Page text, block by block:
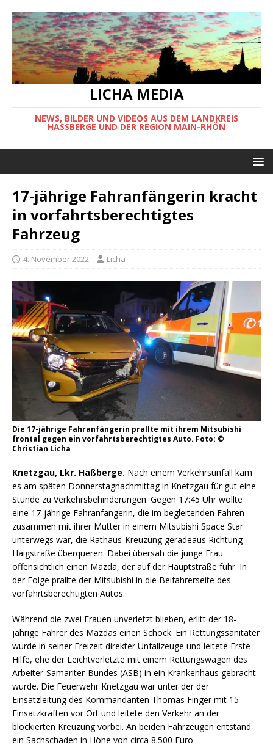
LICHA MEDIA
NEWS, BILDER UND VIDEOS AUS DEM LANDKREIS
HASSBERGE UND DER REGION MAIN-RHÖN
17-jährige Fahranfängerin kracht
in vorfahrtsberechtigtes
Fahrzeug
4. November 2022 Licha
Die 17-jährige Fahranfängerin prallte mit ihrem Mitsubishi
frontal gegen ein vorfahrtsberechtigtes Auto. Foto: ©
Christian Licha
Knetzgau, Lkr. Haßberge. Nach einem Verkehrsunfall kam
es am späten Donnerstagnachmittag in Knetzgau für gut eine
Stunde zu Verkehrsbehinderungen. Gegen 17:45 Uhr wollte
eine 17-jährige Fahranfängerin, die im begleitenden Fahren
zusammen mit ihrer Mutter in einem Mitsubishi Space Star
unterwegs war, die Rathaus-Kreuzung geradeaus Richtung
Haigstraße überqueren. Dabei übersah die junge Frau
offensichtlich einen Mazda, der auf der Hauptstraße fuhr. In
der Folge prallte der Mitsubishi in die Beifahrerseite des
vorfahrtsberechtigten Autos.
Während die zwei Frauen unverletzt blieben, erlitt der 18-
jährige Fahrer des Mazdas einen Schock. Ein Rettungssanitäter
wurde in seiner Freizeit direkter Unfallzeuge und leitete Erste
Hilfe, ehe der Leichtverletzte mit einem Rettungswagen des
Arbeiter-Samariter-Bundes (ASB) in ein Krankenhaus gebracht
wurde. Die Feuerwehr Knetzgau war unter der der
Einsatzleitung des Kommandanten Thomas Finger mit 15
Einsatzkräften vor Ort und leitete den Verkehr an der
blockierten Kreuzung vorbei. An beiden Fahrzeugen entstand
ein Sachschaden in Höhe von circa 8.500 Euro.